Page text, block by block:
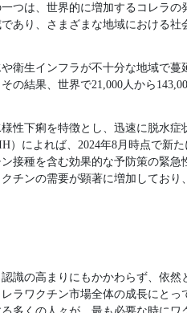
つは、世界的に増加するコレラの
あり、さまざまな地域における
衛生インフラが不十分な地域で
の結果、世界で21,000人から
性下痢を特徴とし、迅速に脱水症
によれば、2024年8月時点で新
接種を含む効果的な予防策の緊急
チンの需要が顕著に増加してお
識の高まりにもかかわらず、依
ラワクチン市場全体の成長にと